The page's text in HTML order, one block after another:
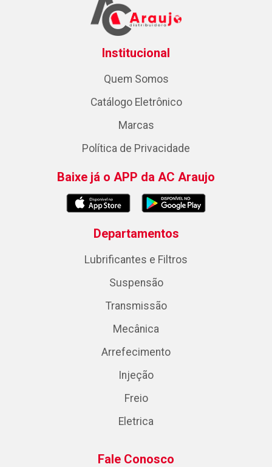
Institucional
Quem Somos
Catálogo Eletrônico
Marcas
Política de Privacidade
Baixe já o APP da AC Araujo
Departamentos
Lubrificantes e Filtros
Suspensão
Transmissão
Mecânica
Arrefecimento
Injeção
Freio
Eletrica
Fale Conosco